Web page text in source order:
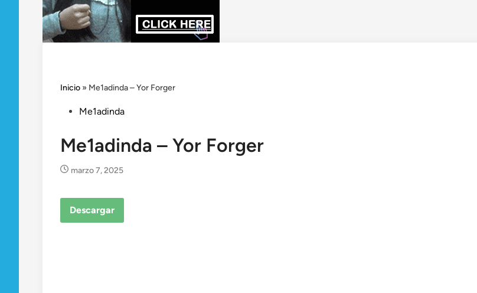
Inicio » Me1adinda – Yor Forger
PostedMe1adinda
Me1adinda – Yor Forger
marzo 7, 2025
Descargar